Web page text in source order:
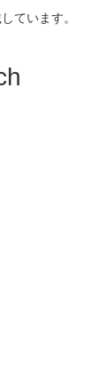
ています。